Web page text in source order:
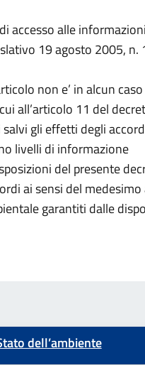
accesso alle informazioni
19 agosto 2005, n.
non e’ in alcun caso
all’articolo 11 del
gli effetti degli
livelli di informazione
del presente
ai sensi del
garantiti dalle
dell’ambiente